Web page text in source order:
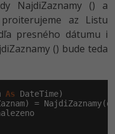
NajdiZaznamy () a
az Listu
presného dátumu i
() bude teda
As DateTime)
=